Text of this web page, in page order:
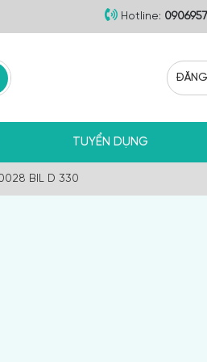
Hotline:
TUYỂN DỤNG
BIL D 330